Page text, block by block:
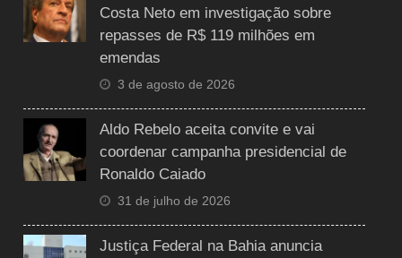
Costa Neto em investigação sobre
repasses de R$ 119 milhões em
emendas
3 de agosto de 2026
Aldo Rebelo aceita convite e vai
coordenar campanha presidencial de
Ronaldo Caiado
31 de julho de 2026
Justiça Federal na Bahia anuncia